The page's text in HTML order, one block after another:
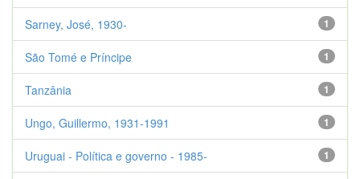
1
Sarney, José, 1930-
1
São Tomé e Príncipe
1
Tanzânia
1
Ungo, Guillermo, 1931-1991
1
Uruguai - Política e governo - 1985-